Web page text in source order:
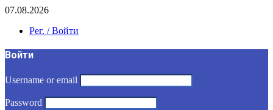
07.08.2026
Рег. / Войти
Войти
Username or email
Password